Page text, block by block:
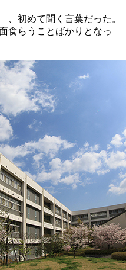
初めて聞く言葉だった。
食らうことばかりとなっ